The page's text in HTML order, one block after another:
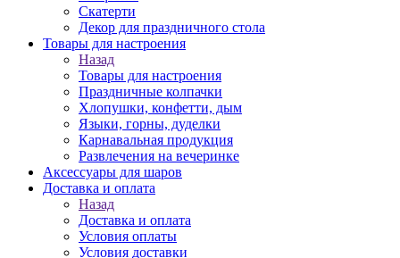
Скатерти
Декор для праздничного стола
Товары для настроения
Назад
Товары для настроения
Праздничные колпачки
Хлопушки, конфетти, дым
Языки, горны, дуделки
Карнавальная продукция
Развлечения на вечеринке
Аксессуары для шаров
Доставка и оплата
Назад
Доставка и оплата
Условия оплаты
Условия доставки